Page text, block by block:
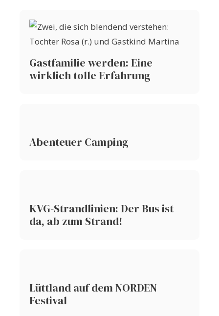
Gastfamilie werden: Eine
wirklich tolle Erfahrung
Abenteuer Camping
KVG-Strandlinien: Der Bus ist
da, ab zum Strand!
Lüttland auf dem NORDEN
Festival